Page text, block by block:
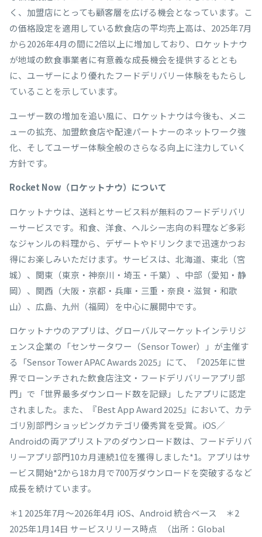
く、加盟店にとっても顧客層を広げる機会となっています。こ
の価格設定を適用している飲食店の平均売上高は、2025年7月
から2026年4月の間に2倍以上に増加しており、ロケットナウ
が地域の飲食事業者に有意義な成長機会を提供するととも
に、ユーザーにより優れたフードデリバリー体験をもたらし
ていることを示しています。
ユーザー数の増加を追い風に、ロケットナウは今後も、メニ
ューの拡充、加盟飲食店や配達パートナーのネットワーク強
化、そしてユーザー体験全般のさらなる向上に注力していく
方針です。
Rocket Now （ロケットナウ）について
ロケットナウは、送料とサービス料が無料のフードデリバリ
ーサービスです。和食、洋食、ヘルシー志向の料理など多彩
なジャンルの料理から、デザートやドリンクまで迅速かつお
得にお楽しみいただけます。サービスは、北海道、東北（宮
城）、関東（東京・神奈川・埼玉・千葉）、中部（愛知・静
岡）、関西（大阪・京都・兵庫・三重・奈良・滋賀・和歌
山）、広島、九州（福岡）を中心に展開中です。
ロケットナウのアプリは、グローバルマーケットインテリジ
ェンス企業の「センサータワー（Sensor Tower）」が主催す
る「Sensor Tower APAC Awards 2025」にて、「2025年に世
界でローンチされた飲食店注文・フードデリバリーアプリ部
門」で「世界最多ダウンロード数を記録」したアプリに認定
されました。また、『Best App Award 2025』において、カテ
ゴリ別部門ショッピングカテゴリ優秀賞を受賞。iOS／
Androidの両アプリストアのダウンロード数は、フードデリバ
リーアプリ部門10カ月連続1位を獲得しました*1。アプリはサ
ービス開始*2から18カ月で700万ダウンロードを突破するなど
成長を続けています。
＊1 2025年7月〜2026年4月 iOS、Android 統合ベース ＊2
2025年1月14日 サービスリリース時点 （出所：Global